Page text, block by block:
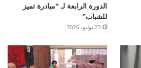
الدورة الرابعة لـ “مبادرة تميز
للشباب”
23 يوليو، 2026